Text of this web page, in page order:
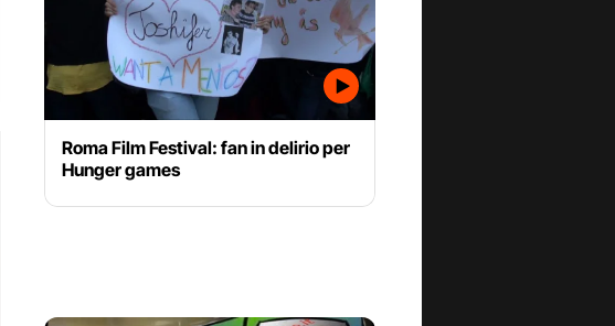
Roma Film Festival: fan in delirio per
Hunger games